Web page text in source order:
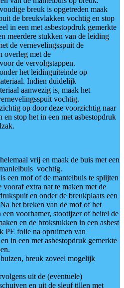
breuk is opgetreden maak
de breukvlakken vochtig en stop
in een met asbestopdruk gemerkte
meerdere stukken van de leiding
de vernevelingsspuit de
overleg met de
de vervolgstappen.
het leidinguiteinde op
Indien duidelijk
aanwezig is, maak het
vochtig.
op door deze voorzichtig naar
stop het in een met asbestopdruk
vrij en maak de buis met een
vochtig.
een mof of de mantelbuis te splijten
vooraf extra nat te maken met de
en onder de breukplaats een
het breken van de mof of het
voorhamer, stootijzer of beitel de
en de brokstukken in een asbest
PE folie na opruimen van
in een met asbestopdruk gemerkte
breuk zoveel mogelijk
uit de (eventuele)
en uit de sleuf tillen met